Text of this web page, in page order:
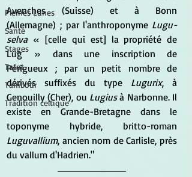
Pleines Lunes
Santé
Stages
Tarot
Tambour
Tradition celtique
Avenches (Suisse) et à Bonn
(Allemagne) ; par l'anthroponyme Lugu-
selva « [celle qui est] la propriété de
Lug » dans une inscription de
Périgueux ; par un petit nombre de
dérivés suffixés du type Lugurix, à
Genouilly (Cher), ou Lugius à Narbonne. Il
existe en Grande-Bretagne dans le
Luguvallium, ancien nom de Carlisle, près
du vallum d'Hadrien."